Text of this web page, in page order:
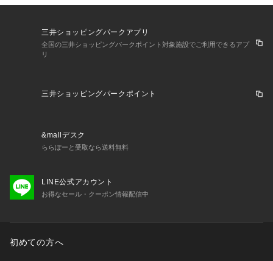
三井ショッピングパークアプリ
全国の三井ショッピングパークポイント対象施設でご利用できるアプ
リ
三井ショッピングパークポイント
&mallデスク
ららぽーと受取なら送料無料
LINE公式アカウント
お得なセール・クーポン情報配信中
初めての方へ